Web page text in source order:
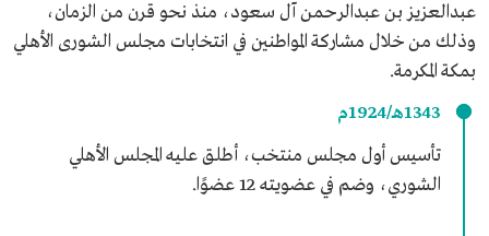
عبدالعزيز بن عبدالرحمن آل سعود، منذ نحو قرن من الزمان،
وذلك من خلال مشاركة المواطنين في انتخابات مجلس الشورى الأهلي
بمكة المكرمة.
1343هـ/1924م
تأسيس أول مجلس منتخب، أطلق عليه المجلس الأهلي
الشوري، وضم في عضويته 12 عضوًا.